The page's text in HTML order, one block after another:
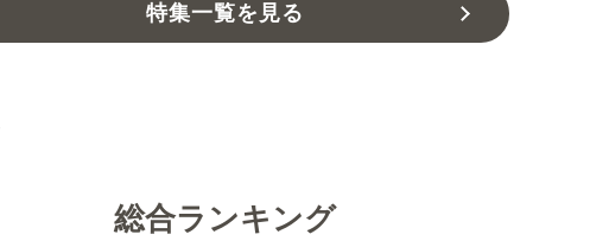
特集一覧を見る
総合ランキング